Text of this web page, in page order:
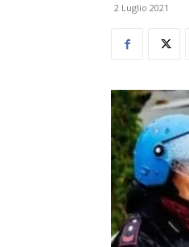
2 Luglio 2021